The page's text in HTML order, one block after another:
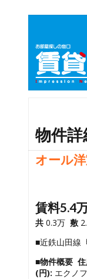
物件詳
オール
賃料5.4
共 0.3万 敷
■近鉄山田線
■物件概要
(円): エクノ